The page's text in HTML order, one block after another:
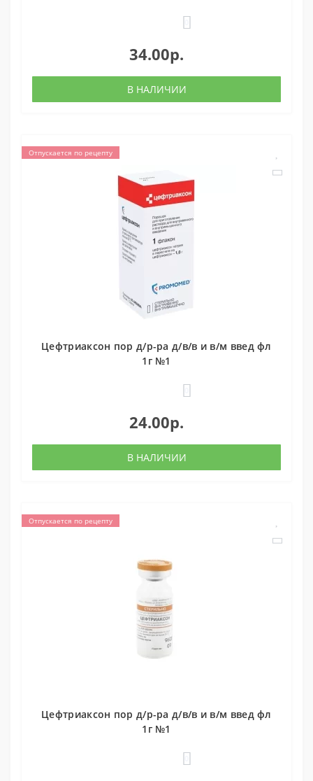
34.00р.
В НАЛИЧИИ
Отпускается по рецепту
Цефтриаксон пор д/р-ра д/в/в и в/м введ фл
1г №1
24.00р.
В НАЛИЧИИ
Отпускается по рецепту
Цефтриаксон пор д/р-ра д/в/в и в/м введ фл
1г №1